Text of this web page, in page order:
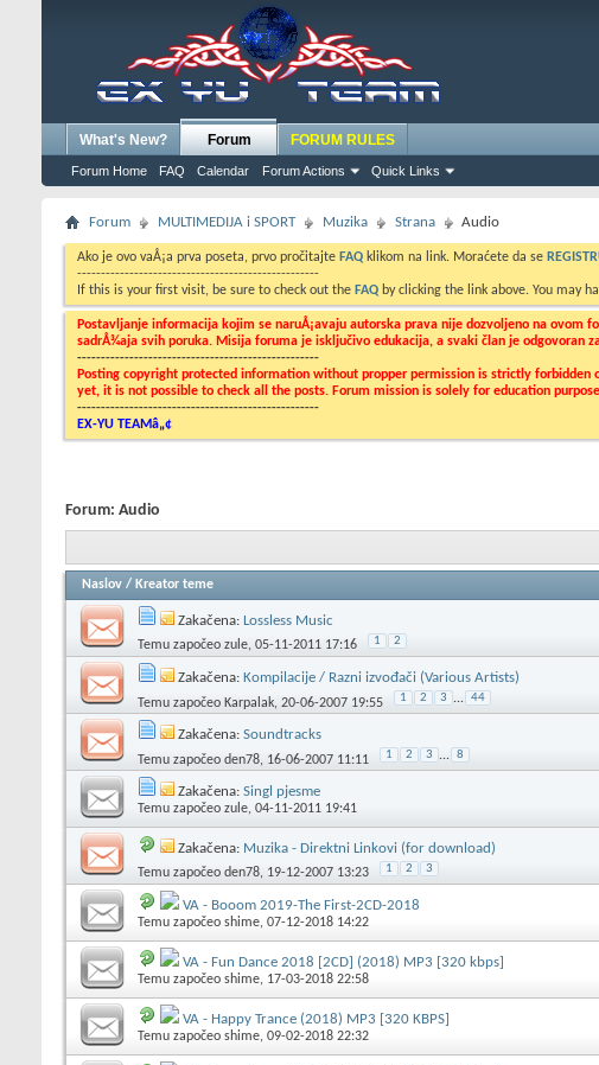
What's New? Forum
Forum Home FAQ Calendar Forum Actions Quick Links
FORUM RULES
Forum MULTIMEDIJA i SPORT Muzika Strana Audio
Ako je ovo vaÅ¡a prva poseta, prvo pročitajte FAQ klikom na link. Moraćete da se
---------------------------------------------------
If this is your first visit, be sure to check out the FAQ by clicking the link above. You may
Postavljanje informacija kojim se naruÅ¡avaju autorska prava nije dozvoljeno na
sadrÅ¾aja svih poruka. Misija foruma je isključivo edukacija, a svaki član je odgovoran
---------------------------------------------------
Posting copyright protected information without propper permission is strictly
yet, it is not possible to check all the posts. Forum mission is solely for education
---------------------------------------------------
EX-YU TEAMâ„¢
Forum: Audio
Naslov / Kreator teme
Zakačena: Lossless Music
Temu započeo zule, 05-11-2011 17:16 1 2
Zakačena: Kompilacije / Razni izvođači (Various Artists)
Temu započeo Karpalak, 20-06-2007 19:55 1 2 3 ... 44
Zakačena: Soundtracks
Temu započeo den78, 16-06-2007 11:11 1 2 3 ... 8
Zakačena: Singl pjesme
Temu započeo zule, 04-11-2011 19:41
Zakačena: Muzika - Direktni Linkovi (for download)
Temu započeo den78, 19-12-2007 13:23 1 2 3
VA - Booom 2019-The First-2CD-2018
Temu započeo shime, 07-12-2018 14:22
VA - Fun Dance 2018 [2CD] (2018) MP3 [320 kbps]
Temu započeo shime, 17-03-2018 22:58
VA - Happy Trance (2018) MP3 [320 KBPS]
Temu započeo shime, 09-02-2018 22:32